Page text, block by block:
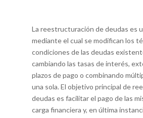
La reestructuración de deudas es
mediante el cual se modifican los
condiciones de las deudas
cambiando las tasas de interés,
plazos de pago o combinando
una sola. El objetivo principal de
deudas es facilitar el pago de las
carga financiera y, en última